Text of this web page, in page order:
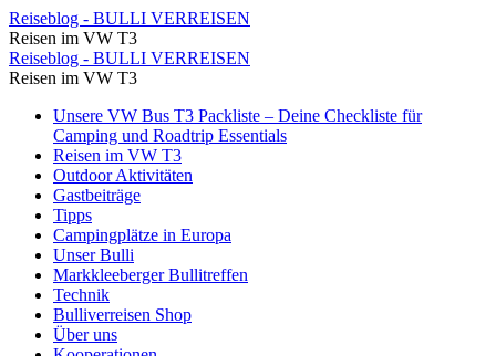
...ohne
Worte...
⋆
Reiseblog
BULLI
VERREISEN
Reiseblog - BULLI VERREISEN
Reisen im VW T3
...ohne
Worte...
Reiseblog
BULLI
VERREISEN
Reiseblog - BULLI VERREISEN
Reisen im VW T3
Skip
content
Unsere VW Bus T3 Packliste – Deine Checkliste für
Camping und Roadtrip Essentials
Reisen im VW T3
Outdoor Aktivitäten
Gastbeiträge
Tipps
Campingplätze in Europa
Unser Bulli
Markkleeberger Bullitreffen
Technik
Bulliverreisen Shop
Über uns